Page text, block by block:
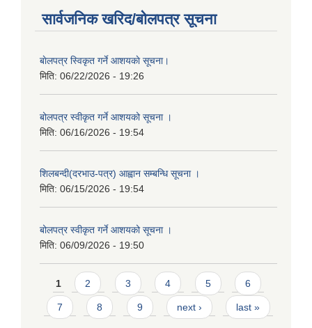
सार्वजनिक खरिद/बोलपत्र सूचना
बाेलपत्र स्विकृत गर्ने आशयकाे सूचना।
मिति: 06/22/2026 - 19:26
बोलपत्र स्वीकृत गर्ने आशयको सूचना ।
मिति: 06/16/2026 - 19:54
शिलबन्दी(दरभाउ-पत्र) आह्वान सम्बन्धि सूचना ।
मिति: 06/15/2026 - 19:54
बोलपत्र स्वीकृत गर्ने आशयको सूचना ।
मिति: 06/09/2026 - 19:50
Pages
1 2 3 4 5 6
7 8 9 next › last »